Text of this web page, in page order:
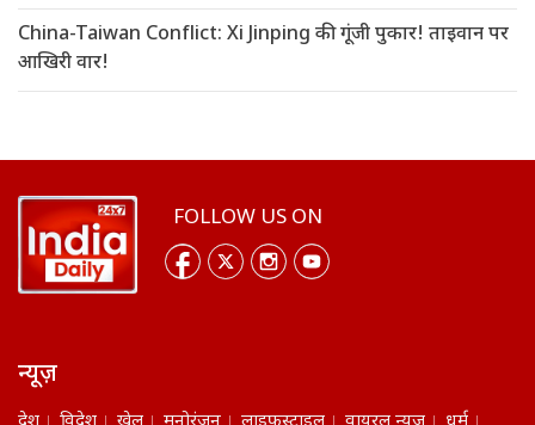
China-Taiwan Conflict: Xi Jinping की गूंजी पुकार! ताइवान पर
आखिरी वार!
FOLLOW US ON
न्यूज़